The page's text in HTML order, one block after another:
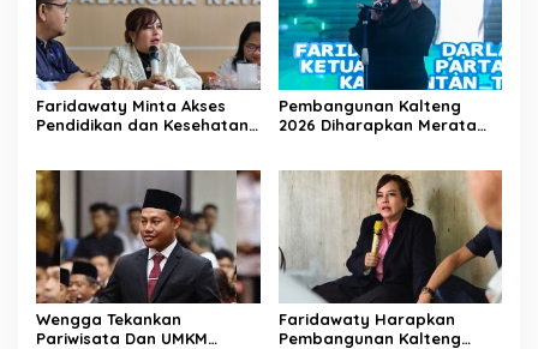
Faridawaty Minta Akses
Pendidikan dan Kesehatan
Pembangunan Kalteng
2026 Diharapkan Merata
Wengga Tekankan
Pariwisata Dan UMKM
Faridawaty Harapkan
Pembangunan Kalteng